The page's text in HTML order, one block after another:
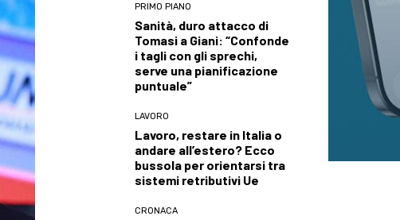
PRIMO PIANO
Sanità, duro attacco di
Tomasi a Giani: “Confonde
i tagli con gli sprechi,
serve una pianificazione
puntuale”
LAVORO
Lavoro, restare in Italia o
andare all’estero? Ecco
bussola per orientarsi tra
sistemi retributivi Ue
CRONACA